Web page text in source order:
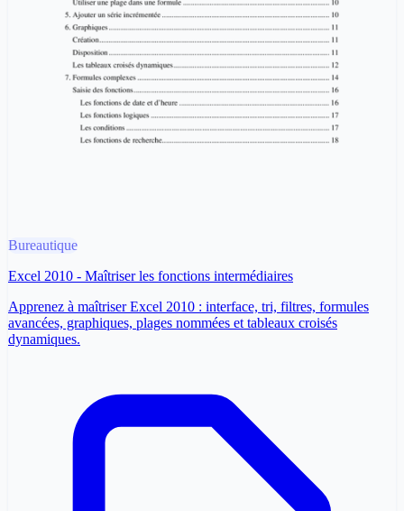
Bureautique
Excel 2010 - Maîtriser les fonctions intermédiaires
Apprenez à maîtriser Excel 2010 : interface, tri, filtres, formules
avancées, graphiques, plages nommées et tableaux croisés
dynamiques.